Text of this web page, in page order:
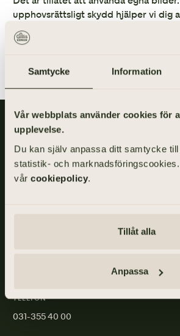
Samtycke Information
Vår webbplats använder cookies för
upplevelse.
Du kan själv anpassa ditt samtycke
statistik- och
vår cookiepolicy.
Tillåt alla
Anpassa
upphovsrättsligt skydd hjälper vi dig
rättigheterna att använda den.
Gillis Edman är en av Sveriges mest anlitade
På våra kontor fördelade över hela
med personliga begravningar och
Om Gillis Edman
Skånegatan 17, 411 40 GÖTEBORG
TELEFON
031-355 40 00